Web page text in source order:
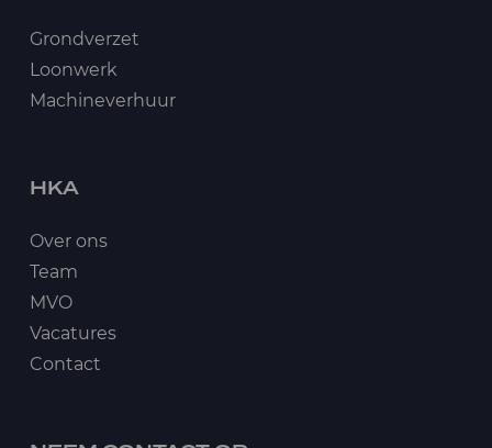
Grondverzet
Loonwerk
Machineverhuur
HKA
Over ons
Team
MVO
Vacatures
Contact